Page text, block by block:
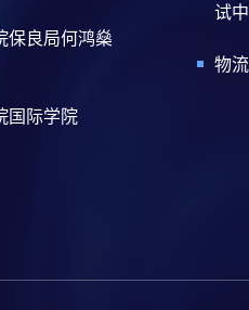
保良局何鸿燊
国际学院
试
物